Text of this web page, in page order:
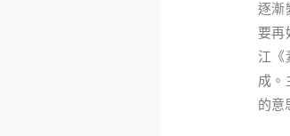
逐漸
要再
江《
成。
的意